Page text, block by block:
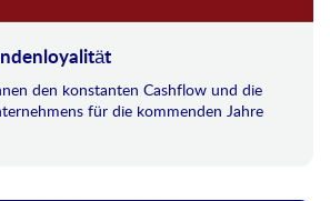
den konstanten Cashflow und die
für die kommenden Jahre